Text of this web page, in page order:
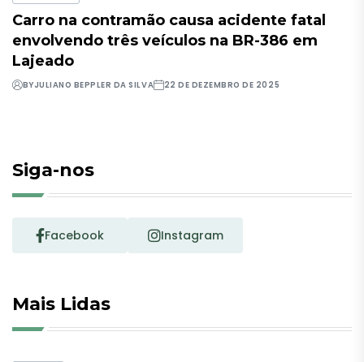
Carro na contramão causa acidente fatal
envolvendo três veículos na BR-386 em
Lajeado
BYJULIANO BEPPLER DA SILVA 22 DE DEZEMBRO DE 2025
Siga-nos
Facebook Instagram
Mais Lidas